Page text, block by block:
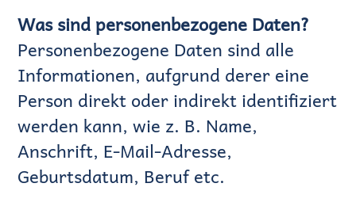
Was sind personenbezogene Daten?
Personenbezogene Daten sind alle
Informationen, aufgrund derer eine
Person direkt oder indirekt identifiziert
werden kann, wie z. B. Name,
Anschrift, E-Mail-Adresse,
Geburtsdatum, Beruf etc.